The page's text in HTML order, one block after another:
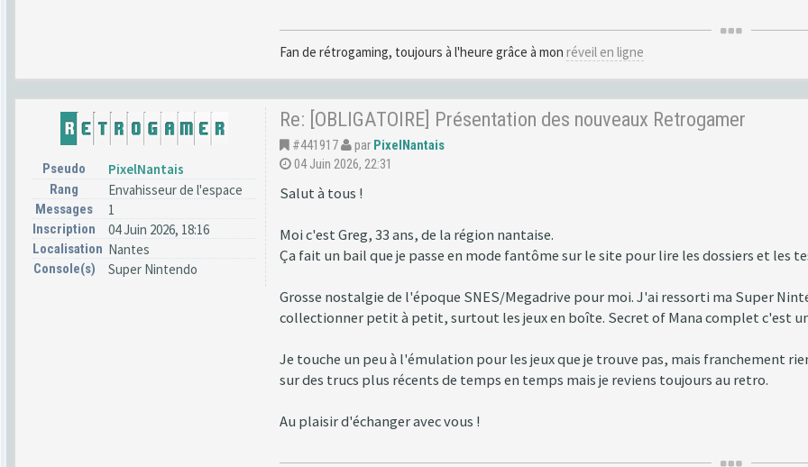
Fan de rétrogaming, toujours à l'heure grâce à monréveil en ligne
Pseudo PixelNantais
Rang Envahisseur de l'espace
Messages 1
Inscription 04 Juin 2026, 18:16
Localisation Nantes
Console(s) Super Nintendo
Re: [OBLIGATOIRE] Présentation des nouveaux Retrogamer
#441917 par PixelNantais
04 Juin 2026, 22:31
Salut à tous !
Moi c'est Greg, 33 ans, de la région nantaise.
Ça fait un bail que je passe en mode fantôme sur le site pour lire les dossiers et les
Grosse nostalgie de l'époque SNES/Megadrive pour moi. J'ai ressorti ma Super
collectionner petit à petit, surtout les jeux en boîte. Secret of Mana complet c'est
Je touche un peu à l'émulation pour les jeux que je trouve pas, mais franchement
sur des trucs plus récents de temps en temps mais je reviens toujours au retro.
Au plaisir d'échanger avec vous !